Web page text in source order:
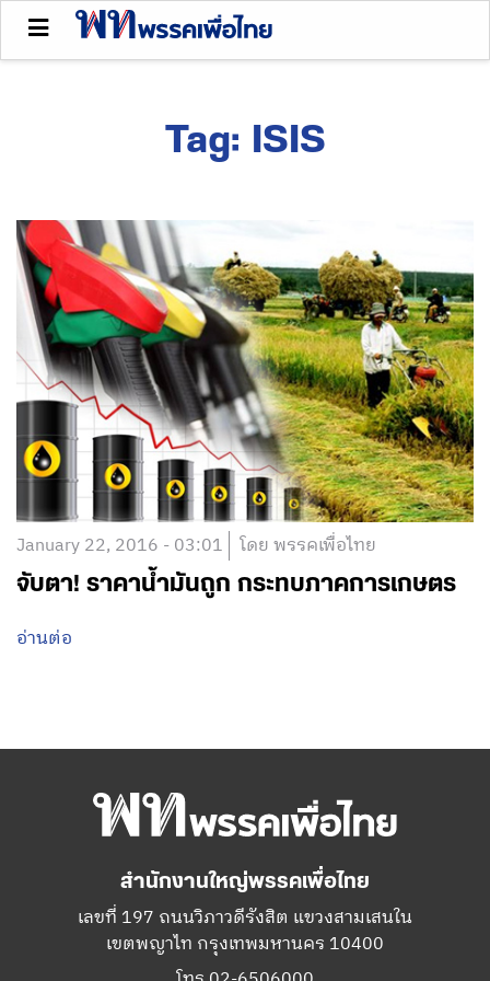
Tag: ISIS
January 22, 2016 - 03:01 โดย พรรคเพื่อไทย
จับตา! ราคาน้ำมันถูก กระทบภาคการเกษตร
อ่านต่อ
สำนักงานใหญ่พรรคเพื่อไทย
เลขที่ 197 ถนนวิภาวดีรังสิต แขวงสามเสนใน
เขตพญาไท กรุงเทพมหานคร 10400